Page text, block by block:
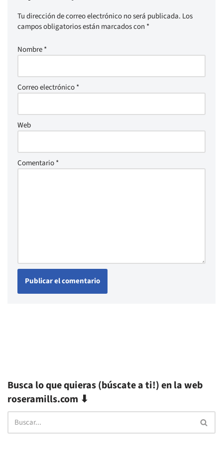
Tu dirección de correo electrónico no será publicada. Los
campos obligatorios están marcados con *
Nombre*
Correo electrónico*
Web
Comentario*
Busca lo que quieras (búscate a ti!) en la web
roseramills.com ⬇